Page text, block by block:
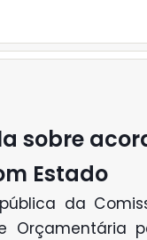
sobre
Estado
da
Orçamentária